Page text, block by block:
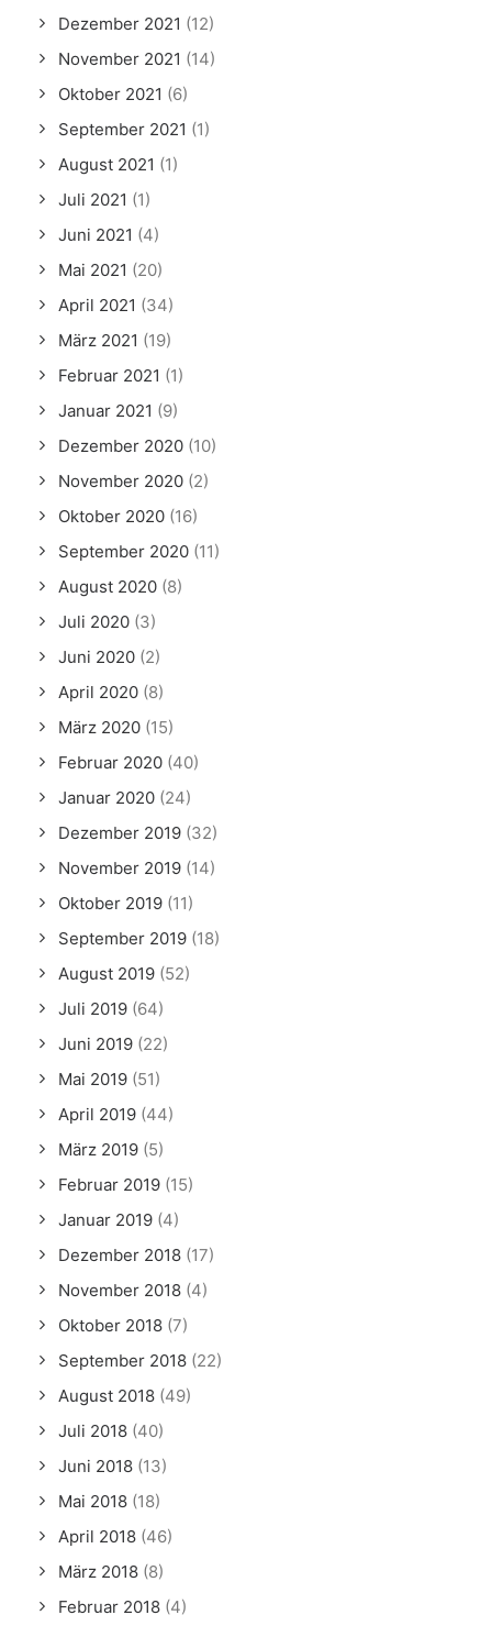
Dezember 2021 (12)
November 2021 (14)
Oktober 2021 (6)
September 2021 (1)
August 2021 (1)
Juli 2021 (1)
Juni 2021 (4)
Mai 2021 (20)
April 2021 (34)
März 2021 (19)
Februar 2021 (1)
Januar 2021 (9)
Dezember 2020 (10)
November 2020 (2)
Oktober 2020 (16)
September 2020 (11)
August 2020 (8)
Juli 2020 (3)
Juni 2020 (2)
April 2020 (8)
März 2020 (15)
Februar 2020 (40)
Januar 2020 (24)
Dezember 2019 (32)
November 2019 (14)
Oktober 2019 (11)
September 2019 (18)
August 2019 (52)
Juli 2019 (64)
Juni 2019 (22)
Mai 2019 (51)
April 2019 (44)
März 2019 (5)
Februar 2019 (15)
Januar 2019 (4)
Dezember 2018 (17)
November 2018 (4)
Oktober 2018 (7)
September 2018 (22)
August 2018 (49)
Juli 2018 (40)
Juni 2018 (13)
Mai 2018 (18)
April 2018 (46)
März 2018 (8)
Februar 2018 (4)